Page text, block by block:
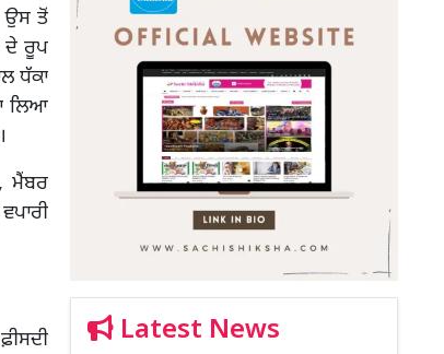
ਉਸ ਤੋਂ
ਦੇ ਰੂਪ
ਧੱਕਾ
ਲਿਆ
ਮੈਂਬਰ
Latest News